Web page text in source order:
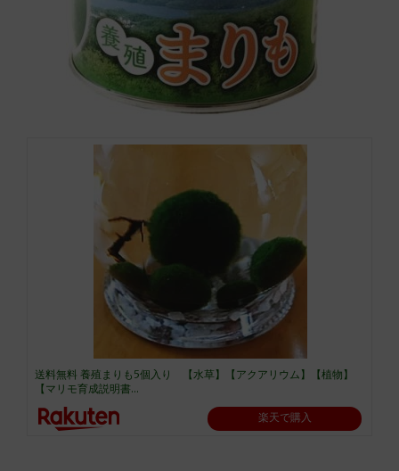
送料無料 養殖まりも5個入り 【水草】【アクアリウム】【植物】
【マリモ育成説明書...
楽天で購入